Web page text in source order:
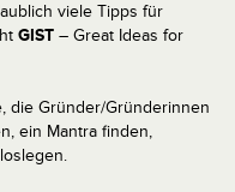
viele Tipps für
GIST – Great Ideas for
die Gründer/Gründerinnen
ein Mantra finden,